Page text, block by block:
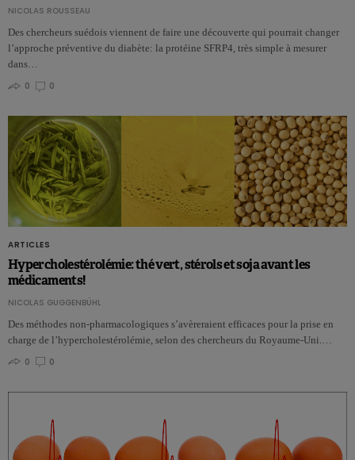
NICOLAS ROUSSEAU
Des chercheurs suédois viennent de faire une découverte qui pourrait changer
l’approche préventive du diabète: la protéine SFRP4, très simple à mesurer
dans…
0
0
ARTICLES
Hypercholestérolémie: thé vert, stérols et soja avant les
médicaments!
NICOLAS GUGGENBÜHL
Des méthodes non-pharmacologiques s’avèreraient efficaces pour la prise en
charge de l’hypercholestérolémie, selon des chercheurs du Royaume-Uni.…
0
0